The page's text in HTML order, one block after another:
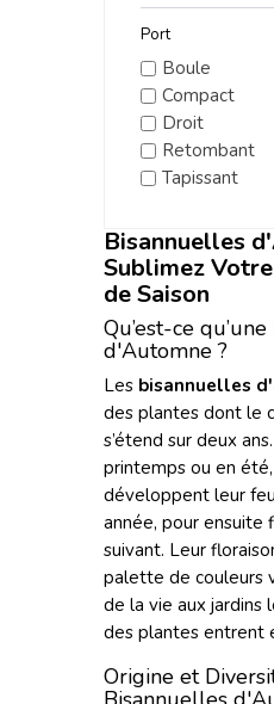
Port
Boule
Compact
Droit
Retombant
Tapissant
Bisannuelles
Sublimez
de Saison
Qu’est-ce
d'Automne ?
Les bisannuelles
des plantes dont le
s’étend sur deux
printemps ou en
développent leur
année, pour ensuite
suivant. Leur
palette de couleurs
de la vie aux jardins
des plantes entrent
Origine et